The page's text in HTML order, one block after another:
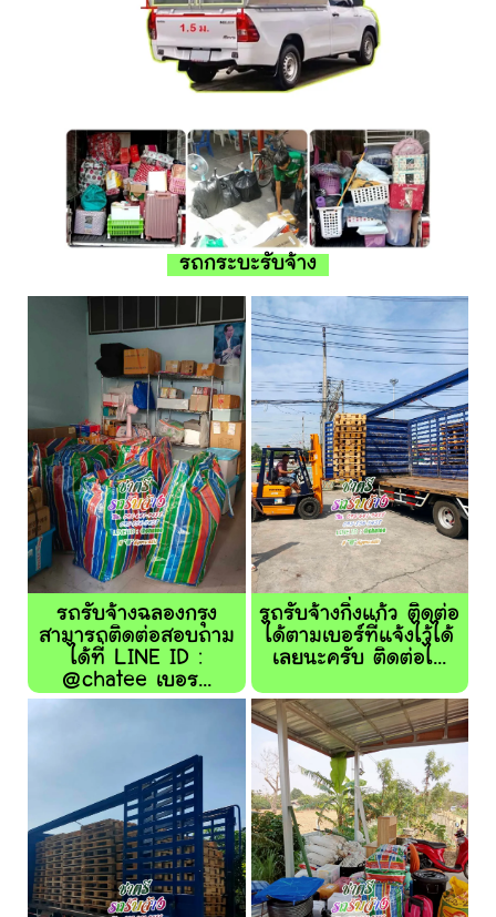
รถกระบะรับจ้าง
รถรับจ้างฉลองกรุง
สามารถติดต่อสอบถาม
ได้ที่ LINE ID :
@chatee เบอร...
รถรับจ้างกิ่งแก้ว ติดต่อ
ได้ตามเบอร์ที่แจ้งไว้ได้
เลยนะครับ ติดต่อไ...